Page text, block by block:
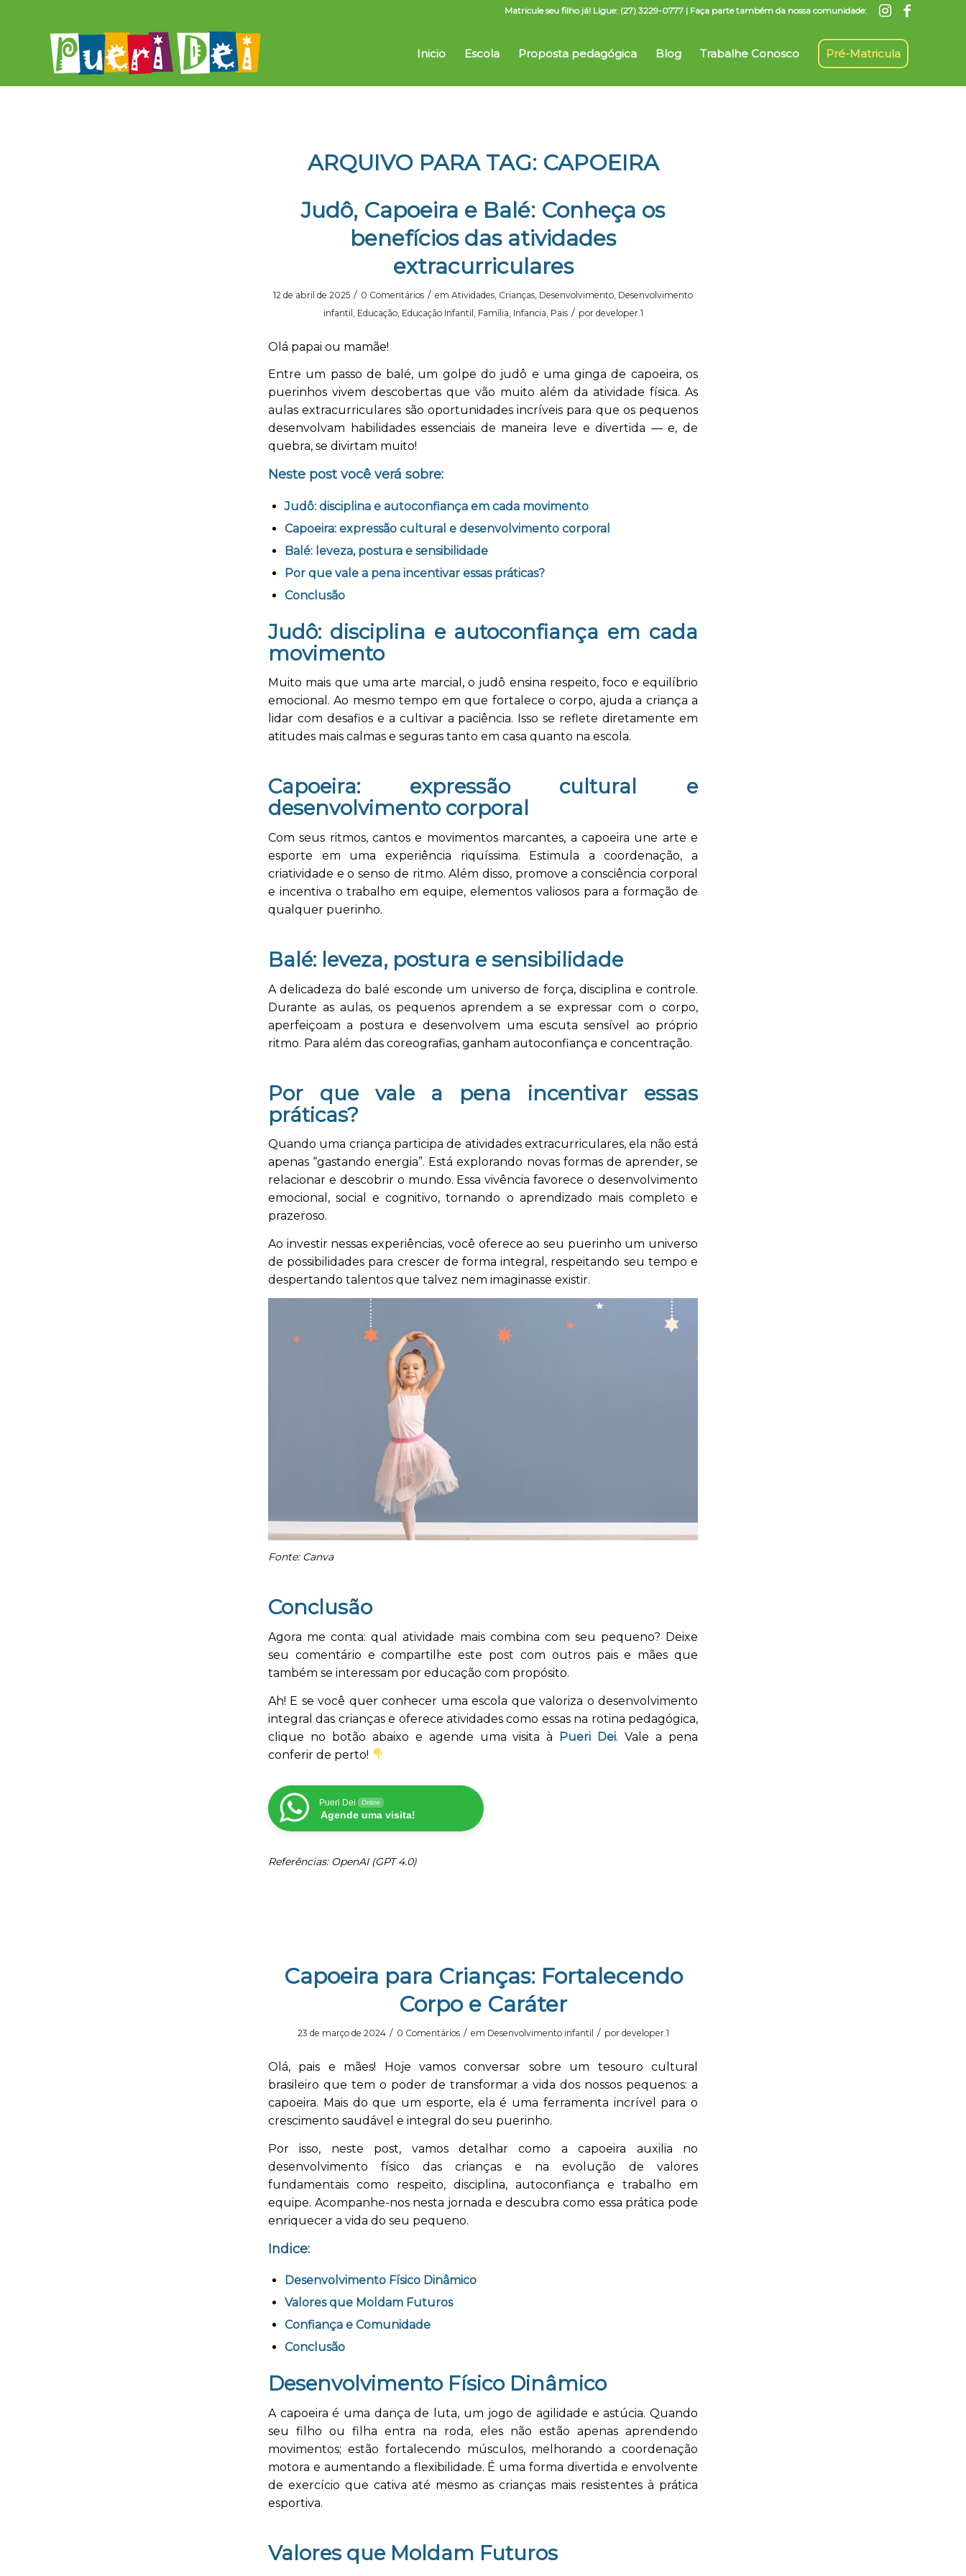
Matricule seu filho já! Ligue: (27) 3229-0777 | Faça parte também da nossa comunidade:
Inicio Escola Proposta pedagógica Blog Trabalhe Conosco Pré-Matricula
ARQUIVO PARA TAG: CAPOEIRA
Judô, Capoeira e Balé: Conheça os
benefícios das atividades
extracurriculares
12 de abril de 2025 / 0 Comentários / em Atividades, Crianças, Desenvolvimento, Desenvolvimento
infantil , Educação, Educação Infantil , Família, Infancia, Pais / por developer.1
Olá papai ou mamãe!
Entre um passo de balé, um golpe do judô e uma ginga de capoeira, os
puerinhos vivem descobertas que vão muito além da atividade física. As
aulas extracurriculares são oportunidades incríveis para que os pequenos
desenvolvam habilidades essenciais de maneira leve e divertida — e, de
quebra, se divirtam muito!
Neste post você verá sobre:
Judô: disciplina e autoconfiança em cada movimento
Capoeira: expressão cultural e desenvolvimento corporal
Balé: leveza, postura e sensibilidade
Por que vale a pena incentivar essas práticas?
Conclusão
Judô: disciplina e autoconfiança em cada
movimento
Muito mais que uma arte marcial, o judô ensina respeito, foco e equilíbrio
emocional. Ao mesmo tempo em que fortalece o corpo, ajuda a criança a
lidar com desafios e a cultivar a paciência. Isso se reflete diretamente em
atitudes mais calmas e seguras tanto em casa quanto na escola.
Capoeira: expressão cultural e
desenvolvimento corporal
Com seus ritmos, cantos e movimentos marcantes, a capoeira une arte e
esporte em uma experiência riquíssima. Estimula a coordenação, a
criatividade e o senso de ritmo. Além disso, promove a consciência corporal
e incentiva o trabalho em equipe, elementos valiosos para a formação de
qualquer puerinho.
Balé: leveza, postura e sensibilidade
A delicadeza do balé esconde um universo de força, disciplina e controle.
Durante as aulas, os pequenos aprendem a se expressar com o corpo,
aperfeiçoam a postura e desenvolvem uma escuta sensível ao próprio
ritmo. Para além das coreografias, ganham autoconfiança e concentração.
Por que vale a pena incentivar essas
práticas?
Quando uma criança participa de atividades extracurriculares, ela não está
apenas “gastando energia”. Está explorando novas formas de aprender, se
relacionar e descobrir o mundo. Essa vivência favorece o desenvolvimento
emocional, social e cognitivo, tornando o aprendizado mais completo e
prazeroso.
Ao investir nessas experiências, você oferece ao seu puerinho um universo
de possibilidades para crescer de forma integral, respeitando seu tempo e
despertando talentos que talvez nem imaginasse existir.
Fonte: Canva
Conclusão
Agora me conta: qual atividade mais combina com seu pequeno? Deixe
seu comentário e compartilhe este post com outros pais e mães que
também se interessam por educação com propósito.
Ah! E se você quer conhecer uma escola que valoriza o desenvolvimento
integral das crianças e oferece atividades como essas na rotina pedagógica,
clique no botão abaixo e agende uma visita à Pueri Dei. Vale a pena
conferir de perto!
Pueri Dei Online
Agende uma visita!
Referências: OpenAI (GPT 4.0)
Capoeira para Crianças: Fortalecendo
Corpo e Caráter
23 de março de 2024 / 0 Comentários / em Desenvolvimento infantil / por developer.1
Olá, pais e mães! Hoje vamos conversar sobre um tesouro cultural
brasileiro que tem o poder de transformar a vida dos nossos pequenos: a
capoeira. Mais do que um esporte, ela é uma ferramenta incrível para o
crescimento saudável e integral do seu puerinho.
Por isso, neste post, vamos detalhar como a capoeira auxilia no
desenvolvimento físico das crianças e na evolução de valores
fundamentais como respeito, disciplina, autoconfiança e trabalho em
equipe. Acompanhe-nos nesta jornada e descubra como essa prática pode
enriquecer a vida do seu pequeno.
Indice:
Desenvolvimento Físico Dinâmico
Valores que Moldam Futuros
Confiança e Comunidade
Conclusão
Desenvolvimento Físico Dinâmico
A capoeira é uma dança de luta, um jogo de agilidade e astúcia. Quando
seu filho ou filha entra na roda, eles não estão apenas aprendendo
movimentos; estão fortalecendo músculos, melhorando a coordenação
motora e aumentando a flexibilidade. É uma forma divertida e envolvente
de exercício que cativa até mesmo as crianças mais resistentes à prática
esportiva.
Valores que Moldam Futuros